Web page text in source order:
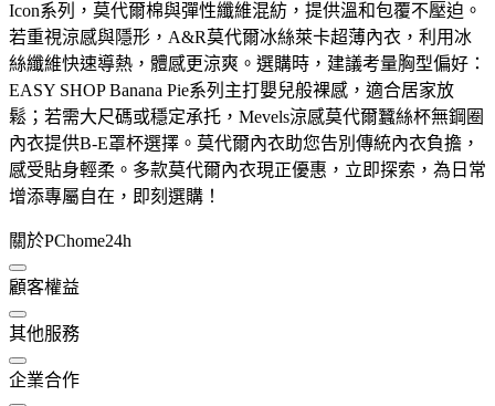
Icon系列，莫代爾棉與彈性纖維混紡，提供溫和包覆不壓迫。
若重視涼感與隱形，A&R莫代爾冰絲萊卡超薄內衣，利用冰
絲纖維快速導熱，體感更涼爽。選購時，建議考量胸型偏好：
EASY SHOP Banana Pie系列主打嬰兒般裸感，適合居家放
鬆；若需大尺碼或穩定承托，Mevels涼感莫代爾蠶絲杯無鋼圈
內衣提供B-E罩杯選擇。莫代爾內衣助您告別傳統內衣負擔，
感受貼身輕柔。多款莫代爾內衣現正優惠，立即探索，為日常
增添專屬自在，即刻選購！
關於PChome24h
顧客權益
其他服務
企業合作